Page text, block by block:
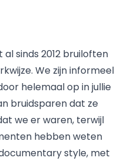
sinds 2012 bruiloften
We zijn informeel
helemaal op in jullie
bruidsparen dat ze
we er waren, terwijl
hebben weten
style, met